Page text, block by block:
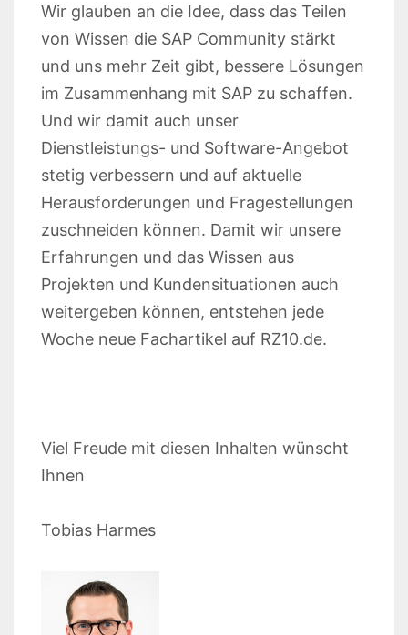
Wir glauben an die Idee, dass das Teilen
von Wissen die SAP Community stärkt
und uns mehr Zeit gibt, bessere Lösungen
im Zusammenhang mit SAP zu schaffen.
Und wir damit auch unser
Dienstleistungs- und Software-Angebot
stetig verbessern und auf aktuelle
Herausforderungen und Fragestellungen
zuschneiden können. Damit wir unsere
Erfahrungen und das Wissen aus
Projekten und Kundensituationen auch
weitergeben können, entstehen jede
Woche neue Fachartikel auf RZ10.de.
Viel Freude mit diesen Inhalten wünscht
Ihnen
Tobias Harmes